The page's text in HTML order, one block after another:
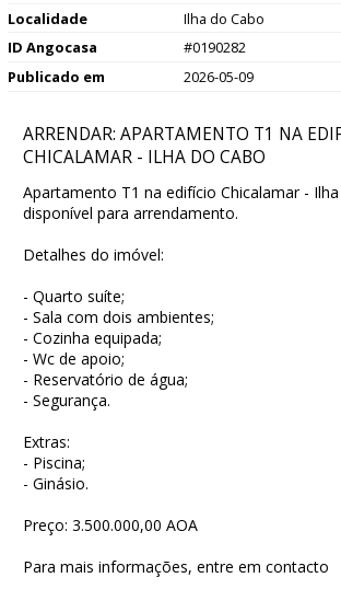
Localidade
Ilha do Cabo
ID Angocasa
#0190282
Publicado em
2026-05-09
ARRENDAR: APARTAMENTO T1 NA
CHICALAMAR - ILHA DO CABO
Apartamento T1 na edifício Chicalamar -
disponível para arrendamento.
Detalhes do imóvel:
- Quarto suíte;
- Sala com dois ambientes;
- Cozinha equipada;
- Wc de apoio;
- Reservatório de água;
- Segurança.
Extras:
- Piscina;
- Ginásio.
Preço: 3.500.000,00 AOA
Para mais informações, entre em contacto